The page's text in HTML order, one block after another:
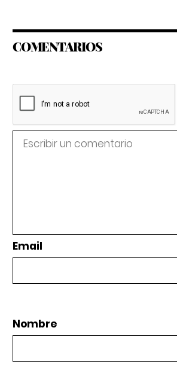
COMENTARIOS
Email
Nombre